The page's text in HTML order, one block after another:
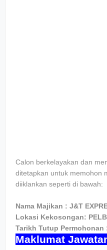
Calon berkelayakan dan
ditetapkan untuk memohon
diiklankan seperti di bawah:
Nama Majikan : J&T
Lokasi Kekosongan:
Tarikh Tutup Permohonan
Maklumat